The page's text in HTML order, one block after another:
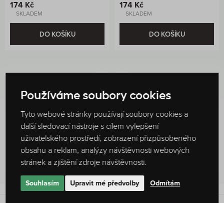
174 Kč
SKLADEM
DO KOŠÍKU
174 Kč
SKLADEM
DO KOŠÍKU
Hodnocení produktu
90 %2hodnocení
Používáme soubory cookies
Tyto webové stránky používají soubory cookies a
další sledovací nástroje s cílem vylepšení
uživatelského prostředí, zobrazení přizpůsobeného
obsahu a reklam, analýzy návštěvnosti webových
stránek a zjištění zdroje návštěvnosti.
Souhlasím Upravit mé předvolby Odmítám